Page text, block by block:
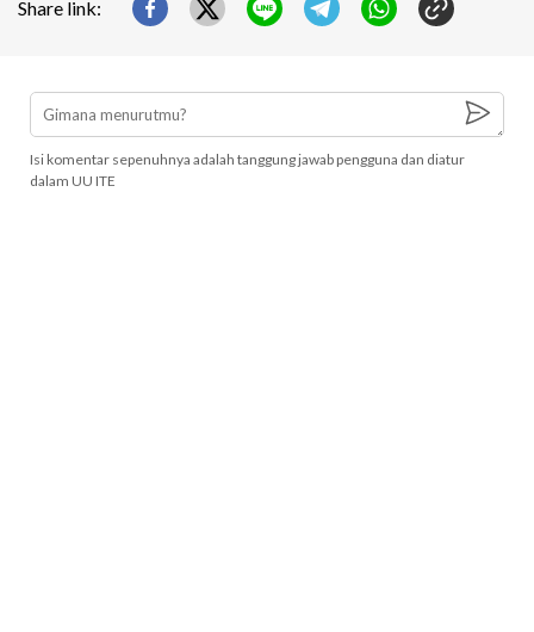
Share link:
Isi komentar sepenuhnya adalah tanggung jawab pengguna dan diatur
dalam UU ITE